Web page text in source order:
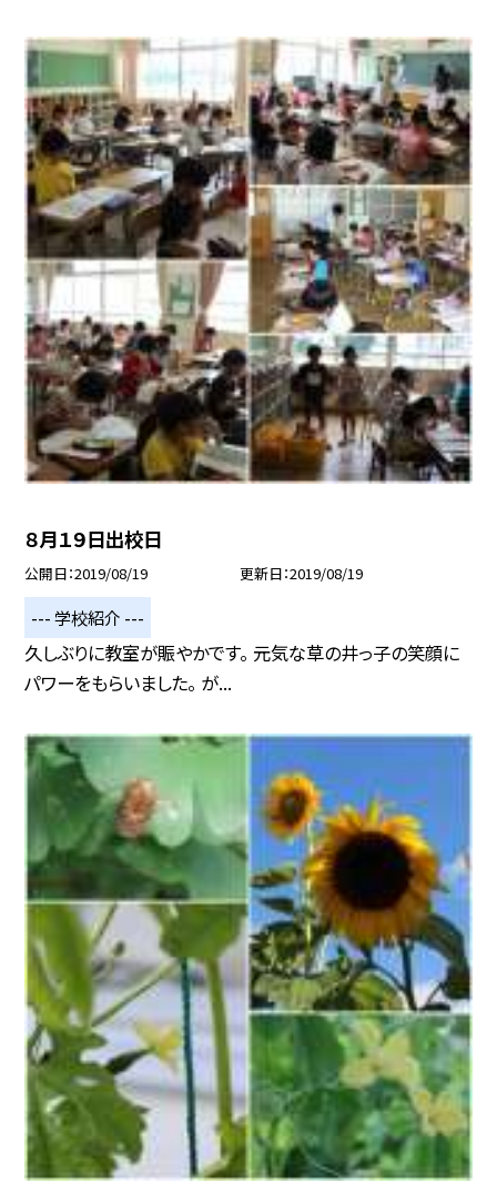
８月１９日出校日
公開日 2019/08/19 更新日 2019/08/19
--- 学校紹介 ---
久しぶりに教室が賑やかです。 元気な草の井っ子の笑顔に
パワーをもらいました。 が...